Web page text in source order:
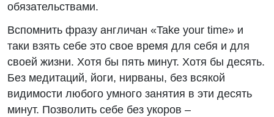
обязательствами.
Вспомнить фразу англичан «Take your time» и
таки взять себе это свое время для себя и для
своей жизни. Хотя бы пять минут. Хотя бы десять.
Без медитаций, йоги, нирваны, без всякой
видимости любого умного занятия в эти десять
минут. Позволить себе без укоров –